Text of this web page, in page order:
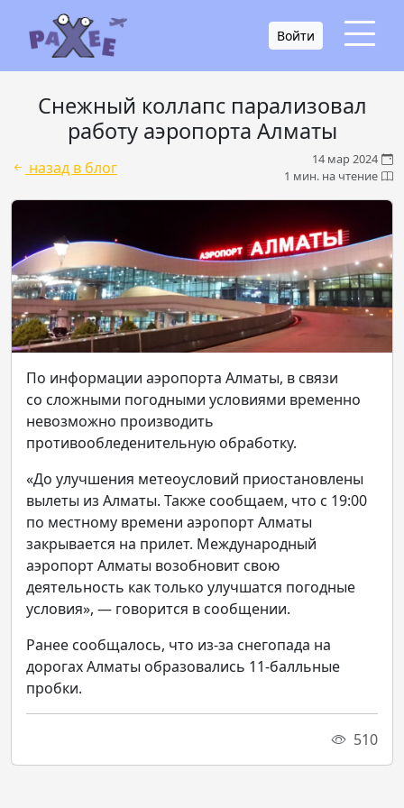
Войти
Снежный коллапс парализовал
работу аэропорта Алматы
назад в блог
14 мар 2024
1 мин. на чтение
По информации аэропорта Алматы, в связи
со сложными погодными условиями временно
невозможно производить
противообледенительную обработку.
«До улучшения метеоусловий приостановлены
вылеты из Алматы. Также сообщаем, что с 19:00
по местному времени аэропорт Алматы
закрывается на прилет. Международный
аэропорт Алматы возобновит свою
деятельность как только улучшатся погодные
условия», — говорится в сообщении.
Ранее сообщалось, что из-за снегопада на
дорогах Алматы образовались 11-балльные
пробки.
510